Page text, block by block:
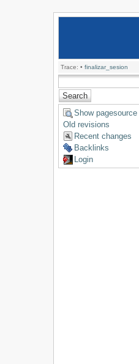
Trace: • finalizar_sesion
Show pagesource
Old revisions
Recent changes
Backlinks
Login